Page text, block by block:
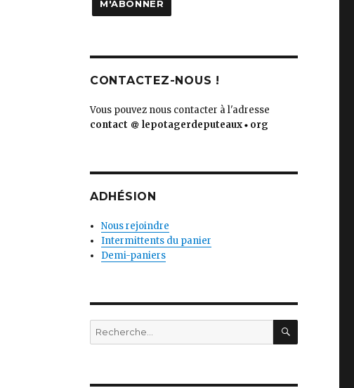
CONTACTEZ-NOUS !
Vous pouvez nous contacter à l'adresse
contact
lepotagerdeputeaux org
ADHÉSION
Nous rejoindre
Intermittents du panier
Demi-paniers
Recherche
pour